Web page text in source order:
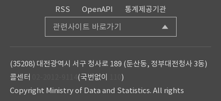
RSS
OpenAPI 통계제공기관
관련사이트 바로가기
(35208) 대전광역시 서구 청사로 189 (둔산동, 정부대전청사 3동)
콜센터
(국번없이
)
Copyright Ministry of Data and Statistics. All rights